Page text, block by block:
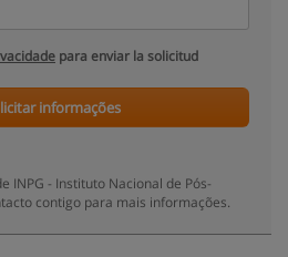
para enviar la solicitud
informações
INPG - Instituto Nacional de Pós-
contigo para mais informações.